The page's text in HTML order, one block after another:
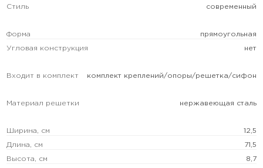
Стиль современный
Форма прямоугольная
Угловая конструкция нет
Входит в комплект комплект креплений/опоры/решетка/сифон
Материал решетки нержавеющая сталь
Ширина, см 12,5
Длина, см 71,5
Высота, см 8,7